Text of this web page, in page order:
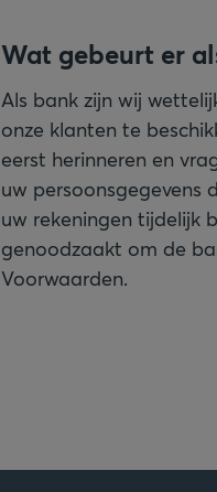
Wat gebeurt er
Als bank zijn wij
onze klanten te
eerst herinneren en
uw persoonsgegevens
uw rekeningen tijdelijk
genoodzaakt om de
Voorwaarden.